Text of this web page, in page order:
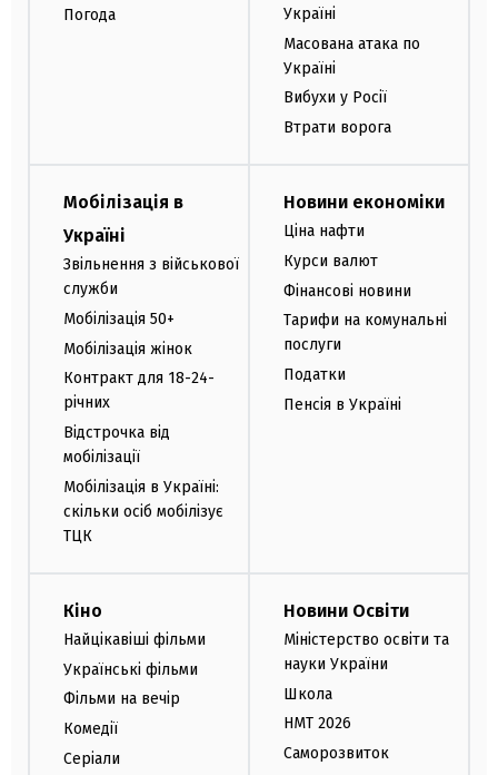
Погода
Україні
Масована атака по
Україні
Вибухи у Росії
Втрати ворога
Мобілізація в
Україні
Звільнення з військової
служби
Мобілізація 50+
Мобілізація жінок
Контракт для 18-24-
річних
Відстрочка від
мобілізації
Мобілізація в Україні:
скільки осіб мобілізує
ТЦК
Новини економіки
Ціна нафти
Курси валют
Фінансові новини
Тарифи на комунальні
послуги
Податки
Пенсія в Україні
Кіно
Найцікавіші фільми
Українські фільми
Фільми на вечір
Комедії
Серіали
Новини Освіти
Міністерство освіти та
науки України
Школа
НМТ 2026
Саморозвиток